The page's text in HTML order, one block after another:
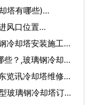
塔有哪些)…
风口位置…
冷却塔安装施工方
？,玻璃钢冷却塔
览讯冷却塔维修厂
玻璃钢冷却塔订购)